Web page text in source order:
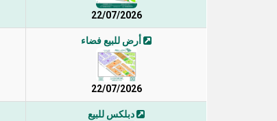
22/07/2026
أرض للبيع فضاء
22/07/2026
دبلكس للبيع